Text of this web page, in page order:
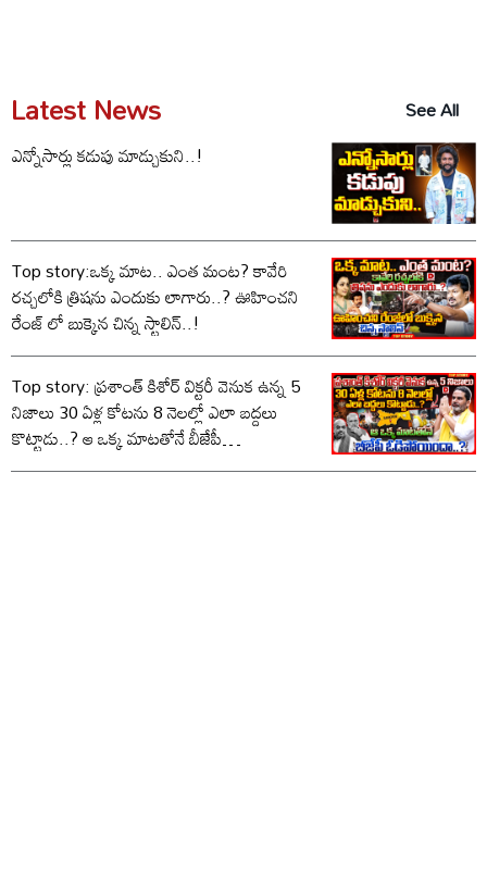
Latest News
See All
ఎన్నోసార్లు కడుపు మాడ్చుకుని..!
Top story:ఒక్క మాట.. ఎంత మంట? కావేరి
రచ్చలోకి త్రిషను ఎందుకు లాగారు..? ఊహించని
రేంజ్ లో బుక్కైన చిన్న స్టాలిన్..!
Top story: ప్రశాంత్ కిశోర్ విక్టరీ వెనుక ఉన్న 5
నిజాలు 30 ఏళ్ల కోటను 8 నెలల్లో ఎలా బద్దలు
కొట్టాడు..? ఆ ఒక్క మాటతోనే బీజేపీ
ఓడిపోయిందా..?